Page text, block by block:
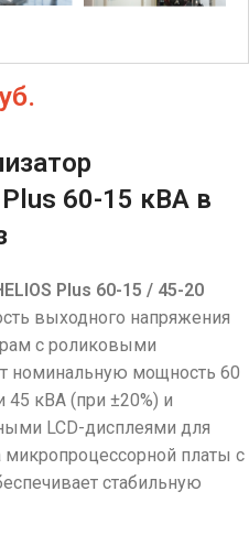
60-15 кВА в
Plus 60-15 / 45-20
выходного напряжения
с роликовыми
номинальную мощность 60
45 кВА (при ±20%) и
LCD-дисплеями для
микропроцессорной платы с
стабильную